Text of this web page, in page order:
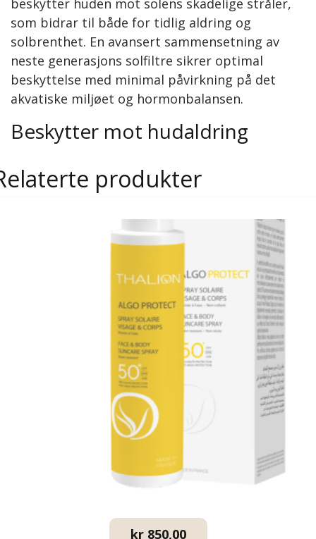
beskytter huden mot solens skadelige stråler,
som bidrar til både for tidlig aldring og
solbrenthet. En avansert sammensetning av
neste generasjons solfiltre sikrer optimal
beskyttelse med minimal påvirkning på det
akvatiske miljøet og hormonbalansen.
Beskytter mot hudaldring
produkter
kr850,00